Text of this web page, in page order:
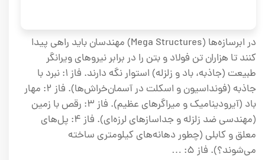
در ابر‌سازه‌ها (Mega Structures) مهندسان باید راهی پیدا
کنند تا هزاران تن فولاد و بتن را در برابر نیروهای ویرانگر
طبیعت (جاذبه، باد و زلزله) استوار نگه دارند. فاز ۱: نبرد با
جاذبه (فونداسیون و اسکلت در آسمان‌خراش‌ها). فاز ۲: مهار
باد (آیرودینامیک و میراگرهای عظیم). فاز ۳: رقص با زمین
(مهندسی ضد زلزله و جداسازهای لرزه‌ای). فاز ۴: پل‌های
معلق و کابلی (چطور دهانه‌های کیلومتری ساخته
می‌شوند؟). فاز ۵: …